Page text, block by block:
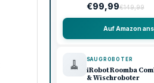
€99,99€149,99
Auf Amazon
🧹 SAUGROBOTER
iRobot Roomba
& Wischroboter